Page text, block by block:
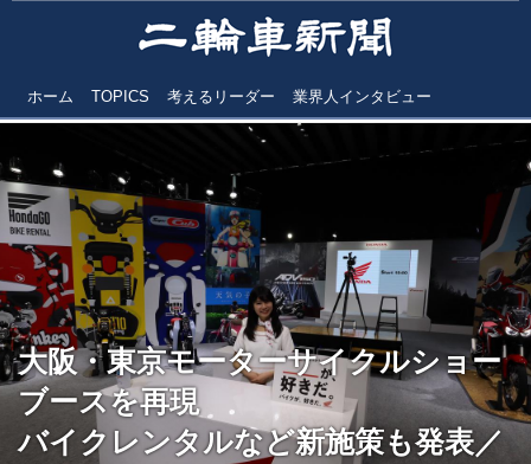
ホーム TOPICS 考えるリーダー 業界人インタビュー
大阪・東京モーターサイクルショー
ブースを再現
バイクレンタルなど新施策も発表／